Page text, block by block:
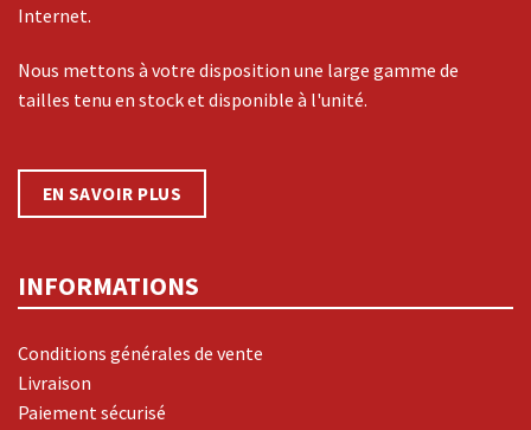
Internet.
Nous mettons à votre disposition une large gamme de
tailles tenu en stock et disponible à l'unité.
EN SAVOIR PLUS
INFORMATIONS
Conditions générales de vente
Livraison
Paiement sécurisé